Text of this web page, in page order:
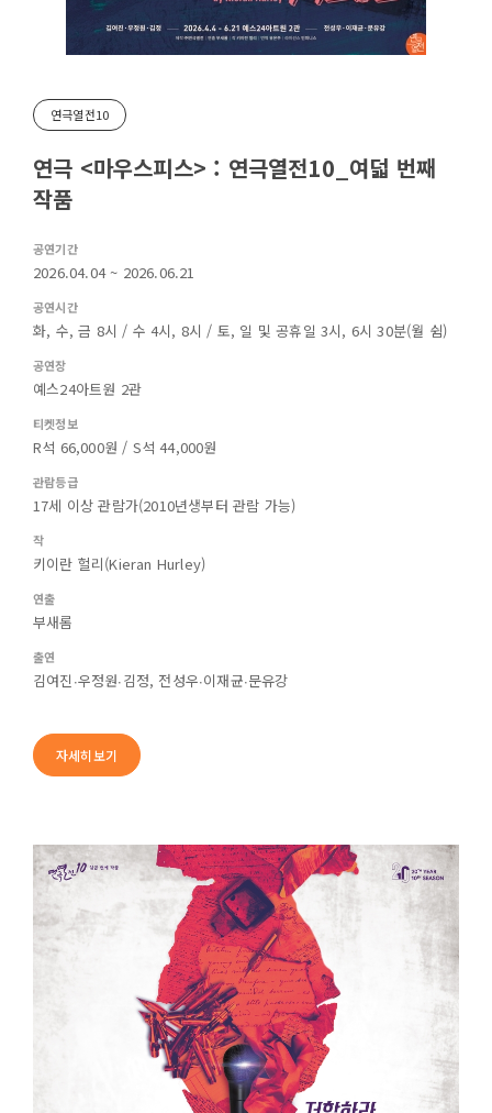
연극열전10
연극 <마우스피스> : 연극열전10_여덟 번째
작품
공연기간
2026.04.04 ~ 2026.06.21
공연시간
화, 수, 금 8시 / 수 4시, 8시 / 토, 일 및 공휴일 3시, 6시 30분(월 쉼)
공연장
예스24아트원 2관
티켓정보
R석 66,000원 / S석 44,000원
관람등급
17세 이상 관람가(2010년생부터 관람 가능)
작
키이란 헐리(Kieran Hurley)
연출
부새롬
출연
김여진∙우정원∙김정, 전성우∙이재균∙문유강
자세히보기